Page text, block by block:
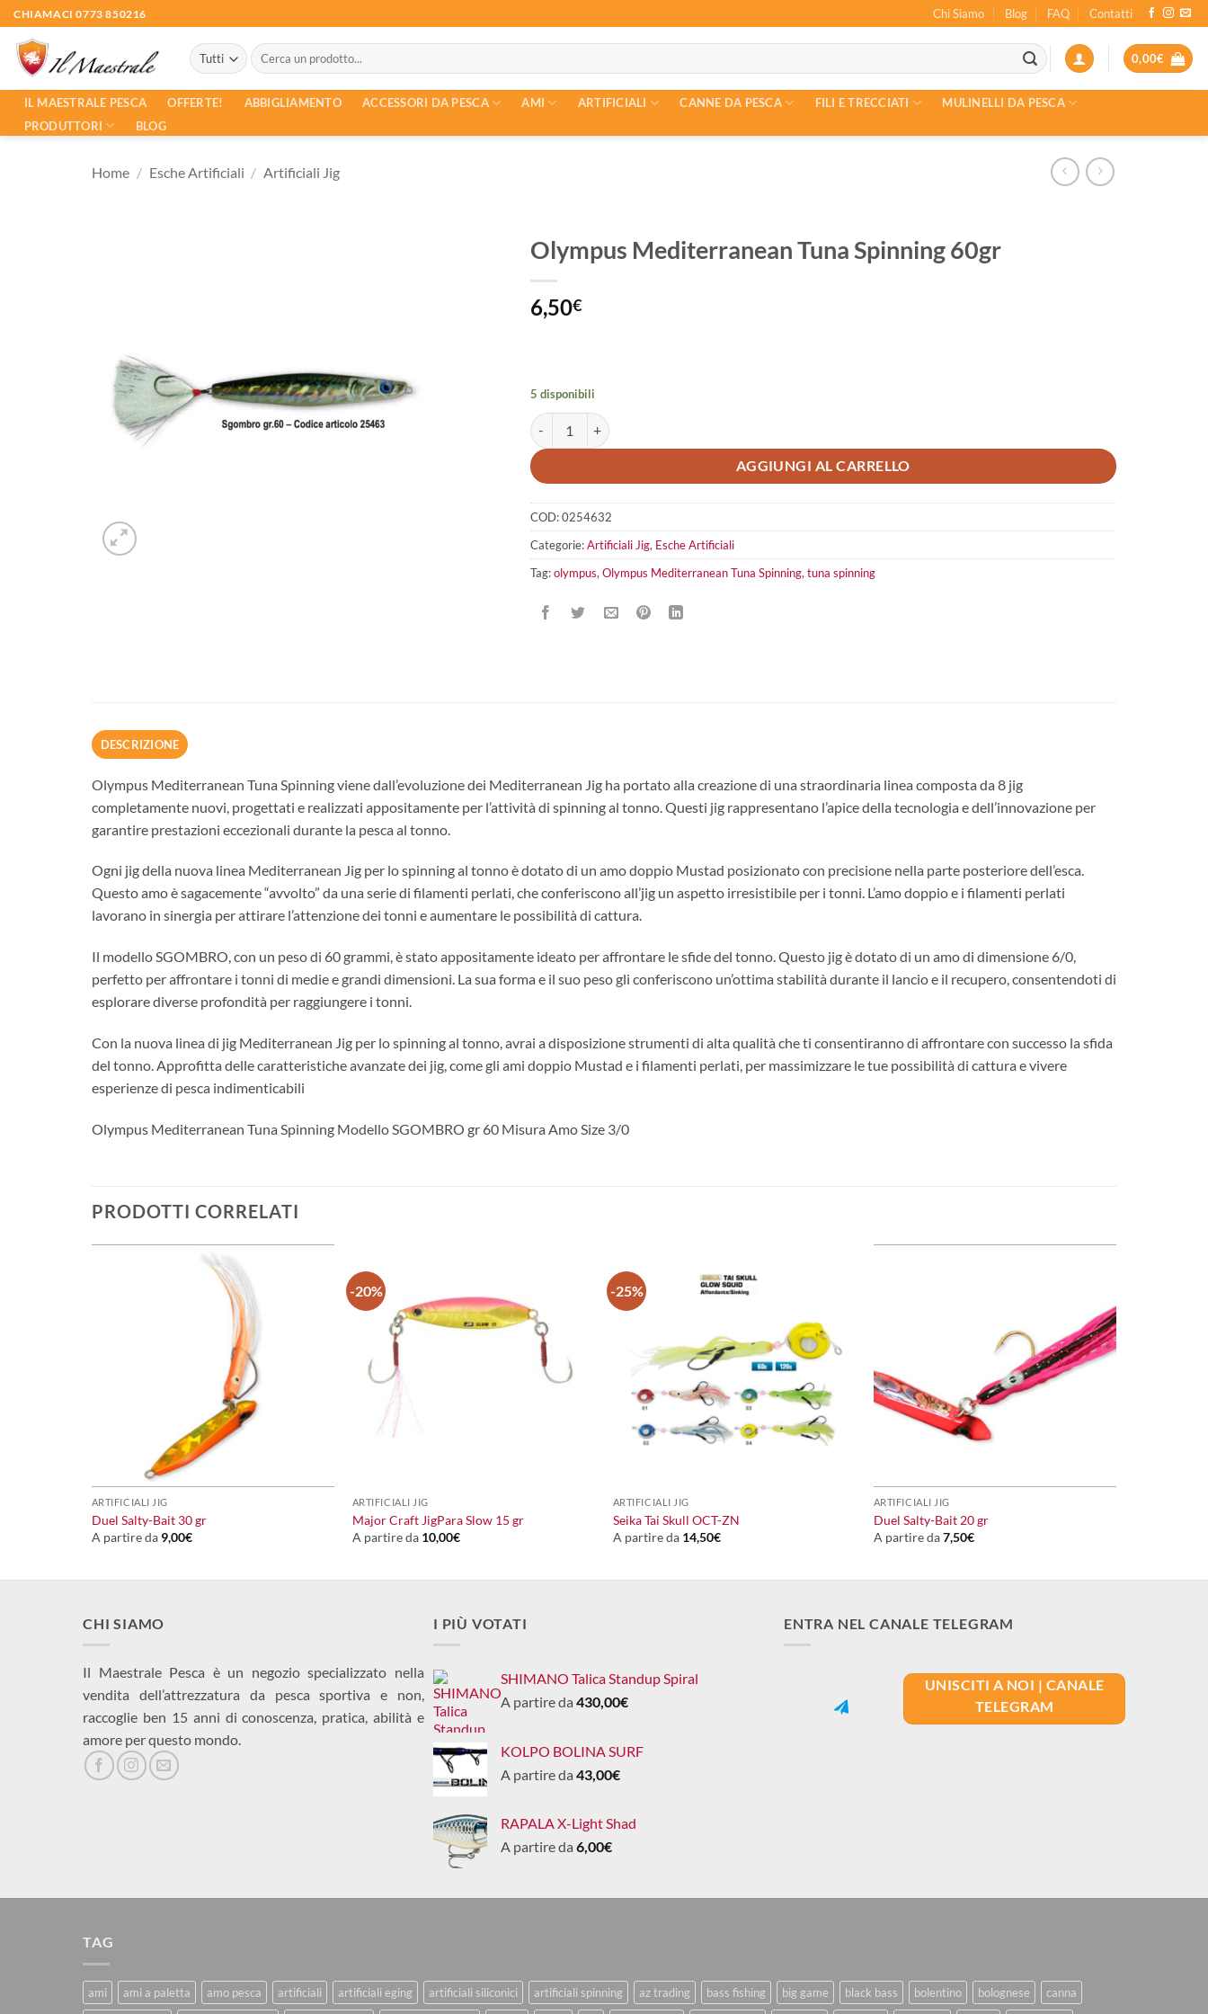
Salta
ai
contenuti
CHIAMACI 0773 850216 Chi Siamo Blog FAQ Contatti
Cerca:
0,00€
IL MAESTRALE PESCA OFFERTE! ABBIGLIAMENTO ACCESSORI DA PESCA AMI ARTIFICIALI CANNE DA PESCA FILI E TRECCIATI
MULINELLI DA PESCA
PRODUTTORI
BLOG
Home / Esche Artificiali / Artificiali Jig
Olympus Mediterranean Tuna Spinning 60gr
6,50€
5 disponibili
Olympus Mediterranean Tuna Spinning 60gr quantità
AGGIUNGI AL CARRELLO
COD:0254632
Categorie:Artificiali Jig, Esche Artificiali
Tag:olympus, Olympus Mediterranean Tuna Spinning, tuna spinning
DESCRIZIONE
Olympus Mediterranean Tuna Spinning viene dall’evoluzione dei Mediterranean Jig ha portato alla creazione di una straordinaria linea composta da 8 jig
completamente nuovi, progettati e realizzati appositamente per l’attività di spinning al tonno. Questi jig rappresentano l’apice della tecnologia e dell’innovazione per
garantire prestazioni eccezionali durante la pesca al tonno.
Ogni jig della nuova linea Mediterranean Jig per lo spinning al tonno è dotato di un amo doppio Mustad posizionato con precisione nella parte posteriore dell’esca.
Questo amo è sagacemente “avvolto” da una serie di filamenti perlati, che conferiscono all’jig un aspetto irresistibile per i tonni. L’amo doppio e i filamenti perlati
lavorano in sinergia per attirare l’attenzione dei tonni e aumentare le possibilità di cattura.
Il modello SGOMBRO, con un peso di 60 grammi, è stato appositamente ideato per affrontare le sfide del tonno. Questo jig è dotato di un amo di dimensione 6/0,
perfetto per affrontare i tonni di medie e grandi dimensioni. La sua forma e il suo peso gli conferiscono un’ottima stabilità durante il lancio e il recupero, consentendoti di
esplorare diverse profondità per raggiungere i tonni.
Con la nuova linea di jig Mediterranean Jig per lo spinning al tonno, avrai a disposizione strumenti di alta qualità che ti consentiranno di affrontare con successo la sfida
del tonno. Approfitta delle caratteristiche avanzate dei jig, come gli ami doppio Mustad e i filamenti perlati, per massimizzare le tue possibilità di cattura e vivere
esperienze di pesca indimenticabili
Olympus Mediterranean Tuna Spinning Modello SGOMBRO gr 60 Misura Amo Size 3/0
PRODOTTI CORRELATI
ARTIFICIALI JIG
Duel Salty-Bait 30 gr
A partire da 9,00€
-20%
ARTIFICIALI JIG
Major Craft JigPara Slow 15 gr
A partire da 10,00€
-25%
ARTIFICIALI JIG
Seika Tai Skull OCT-ZN
A partire da 14,50€
ARTIFICIALI JIG
Duel Salty-Bait 20 gr
A partire da7,50€
CHI SIAMO
Il Maestrale Pesca è un negozio specializzato nella
vendita dell’attrezzatura da pesca sportiva e non,
raccoglie ben 15 anni di conoscenza, pratica, abilità e
amore per questo mondo.
I PIÙ VOTATI
SHIMANO Talica Standup Spiral
A partire da 430,00€
KOLPO BOLINA SURF
A partire da 43,00€
RAPALA X-Light Shad
A partire da 6,00€
ENTRA NEL CANALE TELEGRAM
UNISCITI A NOI | CANALE
TELEGRAM
TAG
ami ami a paletta amo pesca artificiali artificiali eging artificiali siliconici artificiali spinning az trading bass fishing big game black bass bolentino bolognese
canna